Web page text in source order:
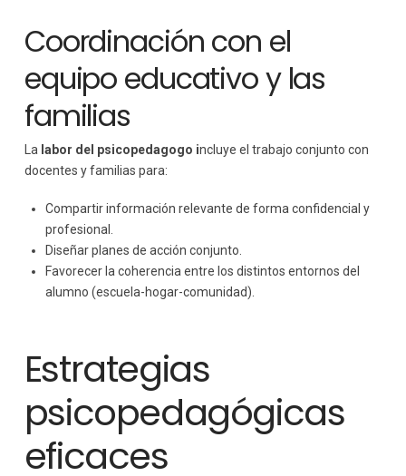
Coordinación con el
equipo educativo y las
familias
La labor del psicopedagogo incluye el trabajo conjunto con
docentes y familias para:
Compartir información relevante de forma confidencial y
profesional.
Diseñar planes de acción conjunto.
Favorecer la coherencia entre los distintos entornos del
alumno (escuela-hogar-comunidad).
Estrategias
psicopedagógicas
eficaces